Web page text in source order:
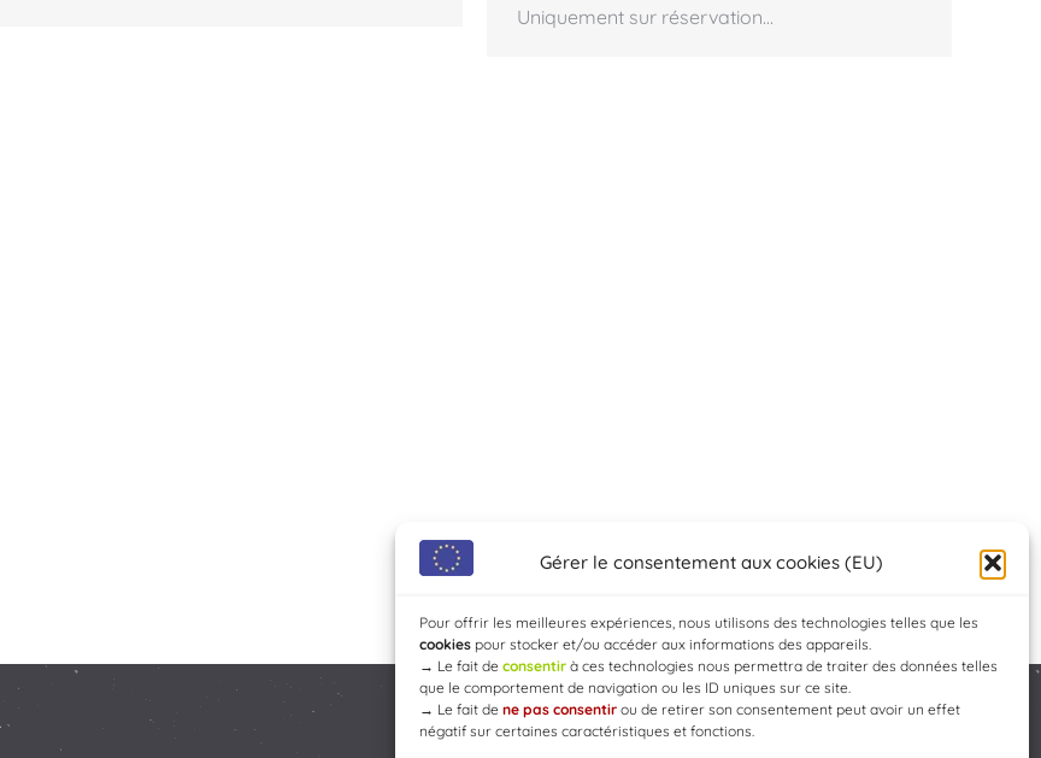
Gérer le consentement aux cookies (EU)
Pour offrir les meilleures expériences, nous utilisons des technologies telles que les
cookies pour stocker et/ou accéder aux informations des appareils.
→ Le fait de consentir à ces technologies nous permettra de traiter des données telles
que le comportement de navigation ou les ID uniques sur ce site.
→ Le fait de ne pas consentir ou de retirer son consentement peut avoir un effet
négatif sur certaines caractéristiques et fonctions.
Uniquement sur réservation…
Developed by